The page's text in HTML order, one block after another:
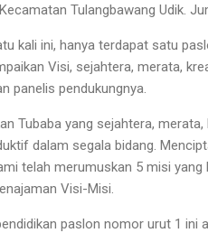
Tulangbawang Udik.
kali ini, hanya terdapat satu
Visi, sejahtera, merata,
panelis pendukungnya.
Tubaba yang sejahtera,
dalam segala bidang.
telah merumuskan 5 misi
Visi-Misi.
paslon nomor urut 1